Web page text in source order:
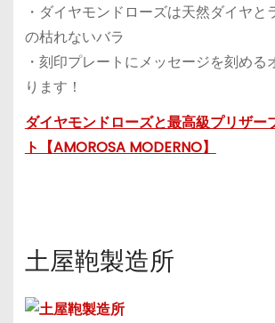
・ダイヤモンドローズは天然ダイヤと
の枯れないバラ
・刻印プレートにメッセージを刻める
ります！
ダイヤモンドローズと最高級プリザー
ト【AMOROSA MODERNO】
土屋鞄製造所